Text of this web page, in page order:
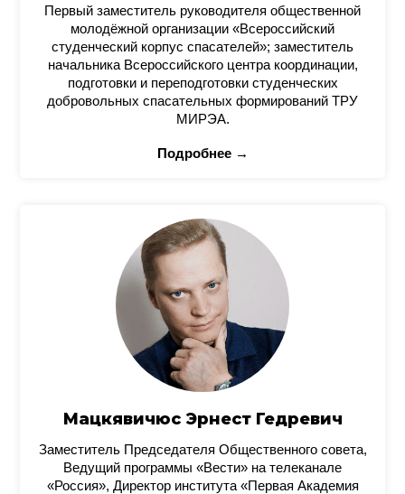
Первый заместитель руководителя общественной
молодёжной организации «Всероссийский
студенческий корпус спасателей»; заместитель
начальника Всероссийского центра координации,
подготовки и переподготовки студенческих
добровольных спасательных формирований ТРУ
МИРЭА.
Подробнее →
Мацкявичюс Эрнест Гедревич
Заместитель Председателя Общественного совета,
Ведущий программы «Вести» на телеканале
«Россия», Директор института «Первая Академия